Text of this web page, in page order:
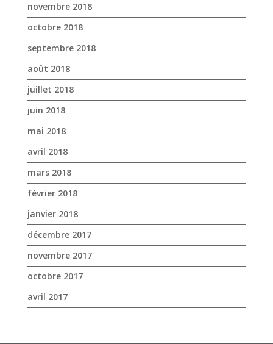
novembre 2018
octobre 2018
septembre 2018
août 2018
juillet 2018
juin 2018
mai 2018
avril 2018
mars 2018
février 2018
janvier 2018
décembre 2017
novembre 2017
octobre 2017
avril 2017